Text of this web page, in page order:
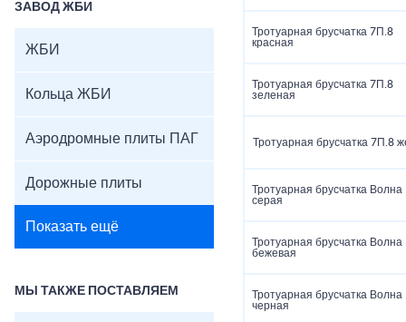
ЗАВОД ЖБИ
ЖБИ
Кольца ЖБИ
Аэродромные плиты ПАГ
Дорожные плиты
Показать ещё
МЫ ТАКЖЕ ПОСТАВЛЯЕМ
Тротуарная брусчатка 7П.8
красная
Тротуарная брусчатка 7П.8
зеленая
Тротуарная брусчатка 7П.8
Тротуарная брусчатка
серая
Тротуарная брусчатка
бежевая
Тротуарная брусчатка
черная